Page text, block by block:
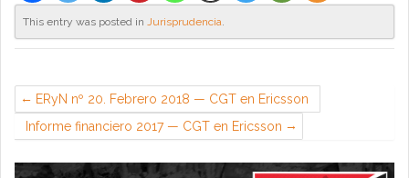
This entry was posted in Jurisprudencia.
ERyN nº 20. Febrero 2018 — CGT en Ericsson
Informe financiero 2017 — CGT en Ericsson